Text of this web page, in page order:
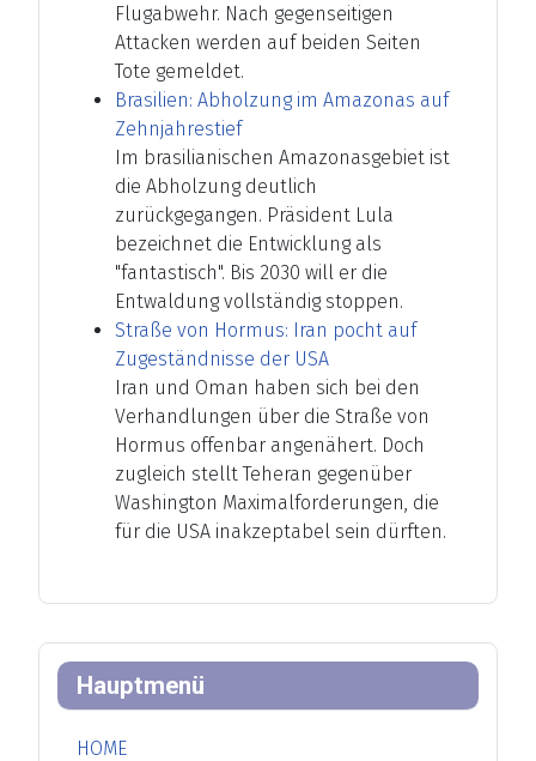
Hauptmenü
HOME
Flugabwehr. Nach gegenseitigen
Attacken werden auf beiden Seiten
Tote gemeldet.
Brasilien: Abholzung im Amazonas auf
Zehnjahrestief
Im brasilianischen Amazonasgebiet ist
die Abholzung deutlich
zurückgegangen. Präsident Lula
bezeichnet die Entwicklung als
"fantastisch". Bis 2030 will er die
Entwaldung vollständig stoppen.
Straße von Hormus: Iran pocht auf
Zugeständnisse der USA
Iran und Oman haben sich bei den
Verhandlungen über die Straße von
Hormus offenbar angenähert. Doch
zugleich stellt Teheran gegenüber
Washington Maximalforderungen, die
für die USA inakzeptabel sein dürften.